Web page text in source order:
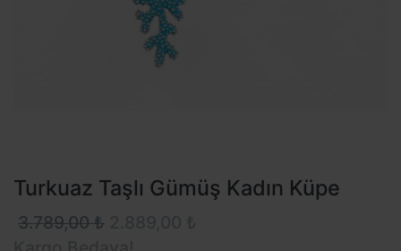
Turkuaz Taşlı Gümüş Kadın Küpe
3.789,00 ₺